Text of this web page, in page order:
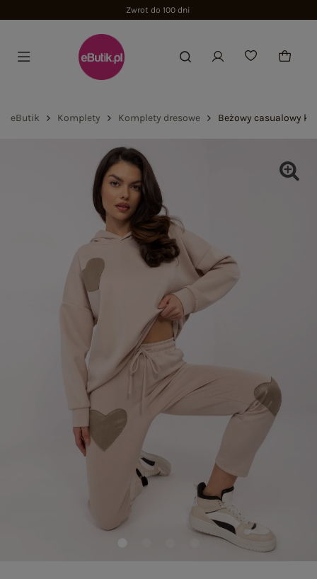
Zwrot do 100 dni
eButik Komplety Komplety dresowe Beżowy casualowy